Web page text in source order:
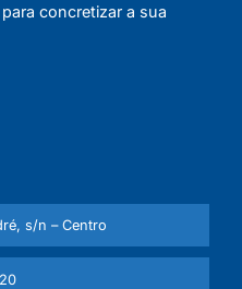
concretizar a sua
s/n – Centro